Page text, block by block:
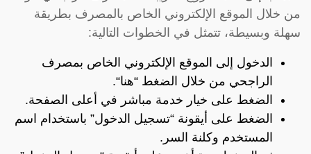
من خلال الموقع الإلكتروني الخاص بالمصرف بطريقة
سهلة وبسيطة، تتمثل في الخطوات التالية:
الدخول إلى الموقع الإلكتروني الخاص بمصرف
الراجحي من خلال الضغط “هنا“.
الضغط على خيار خدمة مباشر في أعلى الصفحة.
الضغط على أيقونة “تسجيل الدخول” باستخدام اسم
المستخدم وكلنة السر.